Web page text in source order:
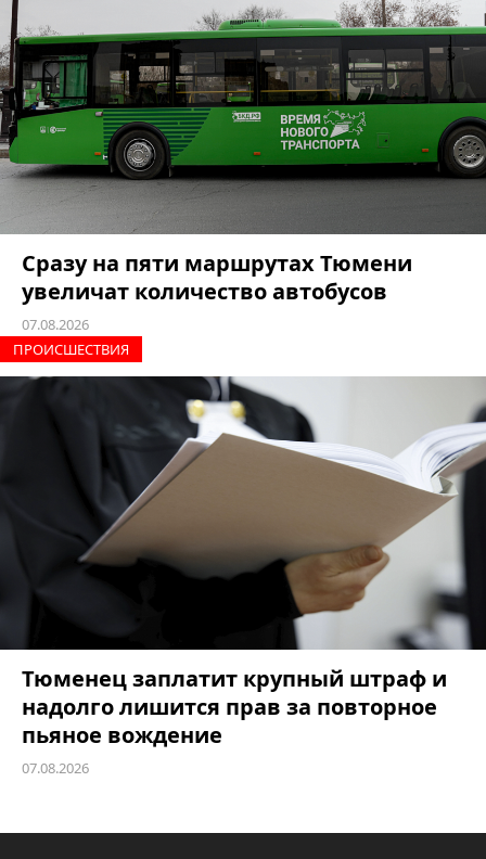
Сразу на пяти маршрутах Тюмени
увеличат количество автобусов
07.08.2026
ПРОИCШЕСТВИЯ
Тюменец заплатит крупный штраф и
надолго лишится прав за повторное
пьяное вождение
07.08.2026